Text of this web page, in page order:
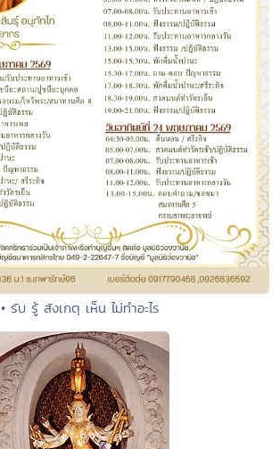
• รับ รู้ สังเกตุ เห็น ไม่ทำอะไร